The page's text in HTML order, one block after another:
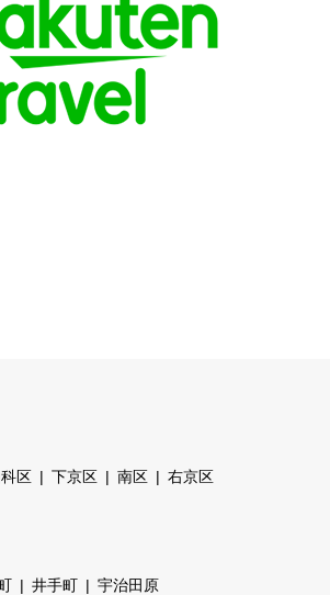
区 下京区 南区 右京区
井手町 宇治田原